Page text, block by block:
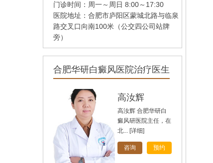
门诊时间：周一～周日 8:00～17:30
医院地址：合肥市庐阳区蒙城北路与临泉
路交叉口向南100米（公交四公司站牌
旁）
合肥华研白癜风医院治疗医生
孙定英
[详细]
咨询 预约
高汝辉
高汝辉 合肥华研白
癜风研医院主任，在
北... [详细]
咨询 预约
刘斌
刘斌，中共党员，毕
业于华中科技大学
同... [详细]
咨询 预约